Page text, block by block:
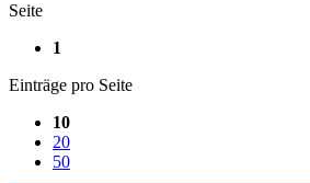
Seite
1
Einträge pro Seite
10
20
50